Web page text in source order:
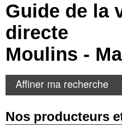
Economie
Services
Contacts
Guide de la
directe
Moulins -
Affiner ma recherche
Nos producteurs